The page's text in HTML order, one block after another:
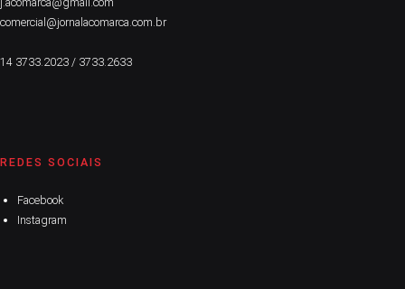
comercial@jornalacomarca.com.br
14 3733.2023 / 3733.2633
REDES SOCIAIS
Facebook
Instagram